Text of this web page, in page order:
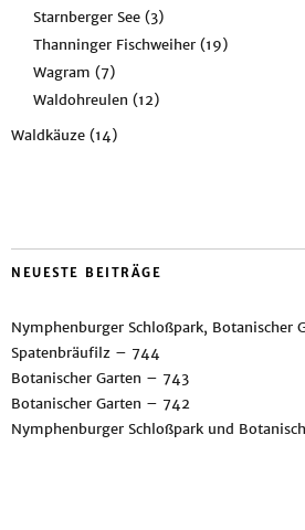
Starnberger See (3)
Thanninger Fischweiher (19)
Wagram (7)
Waldohreulen (12)
Waldkäuze (14)
NEUESTE BEITRÄGE
Nymphenburger Schloßpark, Botanischer
Spatenbräufilz – 744
Botanischer Garten – 743
Botanischer Garten – 742
Nymphenburger Schloßpark und